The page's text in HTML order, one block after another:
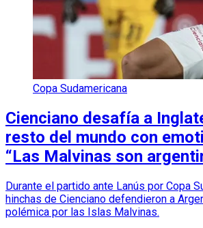
Copa Sudamericana
Cienciano desafía a
resto del mundo con
“Las Malvinas son
Durante el partido ante Lanús por Copa
hinchas de Cienciano defendieron a
polémica por las Islas Malvinas.